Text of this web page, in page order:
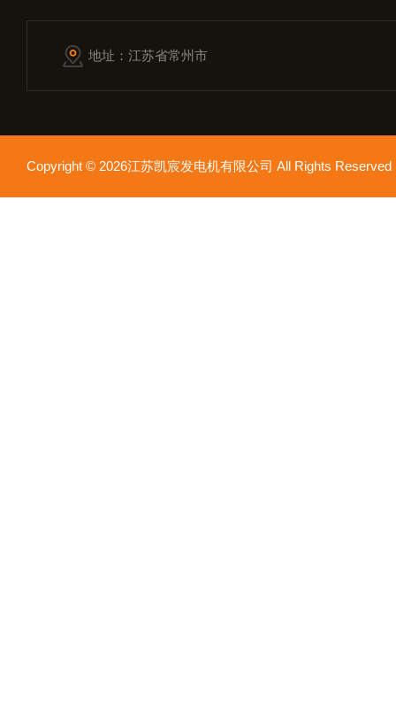
地址：江苏省常州市
Copyright © 2026江苏凯宸发电机有限公司 All Rights